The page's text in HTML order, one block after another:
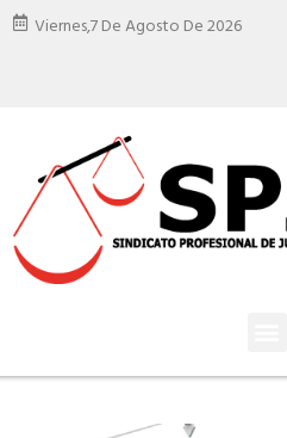
Viernes,7 De Agosto De 2026